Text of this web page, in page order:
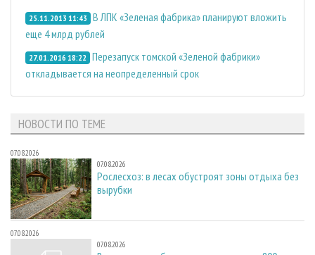
25.11.2013 11:43 В ЛПК «Зеленая фабрика» планируют вложить
еще 4 млрд рублей
27.01.2016 18:22 Перезапуск томской «Зеленой фабрики»
откладывается на неопределенный срок
НОВОСТИ ПО ТЕМЕ
07.08.2026
07.08.2026
Рослесхоз: в лесах обустроят зоны отдыха без
вырубки
07.08.2026
07.08.2026